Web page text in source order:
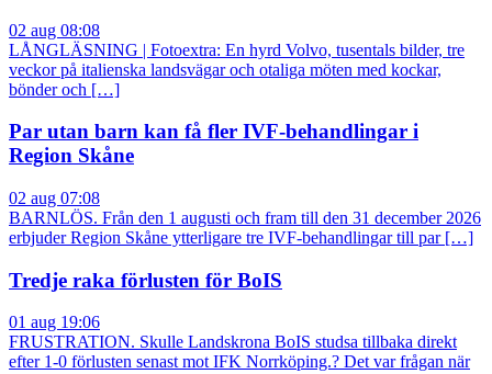
02 aug 08:08
LÅNGLÄSNING | Fotoextra: En hyrd Volvo, tusentals bilder, tre
veckor på italienska landsvägar och otaliga möten med kockar,
bönder och […]
Par utan barn kan få fler IVF-behandlingar i
Region Skåne
02 aug 07:08
BARNLÖS. Från den 1 augusti och fram till den 31 december 2026
erbjuder Region Skåne ytterligare tre IVF-behandlingar till par […]
Tredje raka förlusten för BoIS
01 aug 19:06
FRUSTRATION. Skulle Landskrona BoIS studsa tillbaka direkt
efter 1-0 förlusten senast mot IFK Norrköping.? Det var frågan när